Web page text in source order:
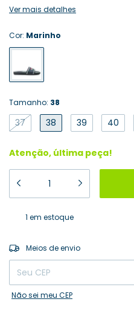
Ver mais detalhes
Cor: Marinho
Tamanho: 38
37 38 39 40
Atenção, última peça!
1 em estoque
Entregas para o CEP:
Meios de envio
Não sei meu CEP